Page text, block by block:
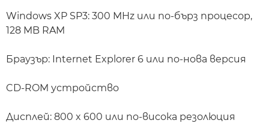
Windows XP SP3: 300 MHz или по-бърз процесор,
128 MB RAM
Браузър: Internet Explorer 6 или по-нова версия
CD-ROM устройство
Дисплей: 800 x 600 или по-висока резолюция